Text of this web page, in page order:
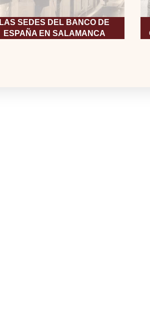
LAS SEDES DEL BANCO DE
ESPAÑA EN SALAMANCA